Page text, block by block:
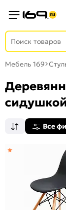
Мебель 169
Все